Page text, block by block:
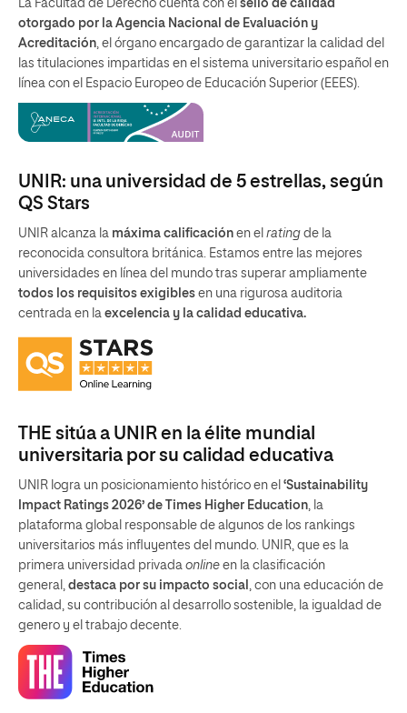
La Facultad de Derecho cuenta con el sello de calidad
otorgado por la Agencia Nacional de Evaluación y
Acreditación, el órgano encargado de garantizar la calidad del
las titulaciones impartidas en el sistema universitario español en
línea con el Espacio Europeo de Educación Superior (EEES).
UNIR: una universidad de 5 estrellas, según
QS Stars
UNIR alcanza la máxima calificación en el rating de la
reconocida consultora británica. Estamos entre las mejores
universidades en línea del mundo tras superar ampliamente
todos los requisitos exigibles en una rigurosa auditoria
centrada en la excelencia y la calidad educativa.
THE sitúa a UNIR en la élite mundial
universitaria por su calidad educativa
UNIR logra un posicionamiento histórico en el ‘Sustainability
Impact Ratings 2026’ de Times Higher Education, la
plataforma global responsable de algunos de los rankings
universitarios más influyentes del mundo. UNIR, que es la
primera universidad privada online en la clasificación
general, destaca por su impacto social , con una educación de
calidad, su contribución al desarrollo sostenible, la igualdad de
genero y el trabajo decente.